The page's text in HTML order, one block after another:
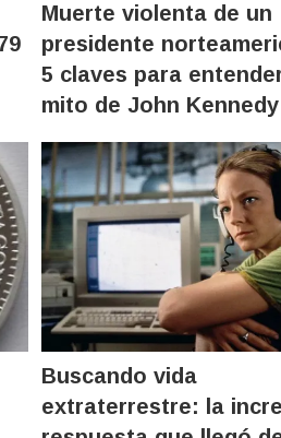
Muerte violenta de un
presidente
5 claves para
mito de John Kennedy
Buscando vida
extraterrestre: la